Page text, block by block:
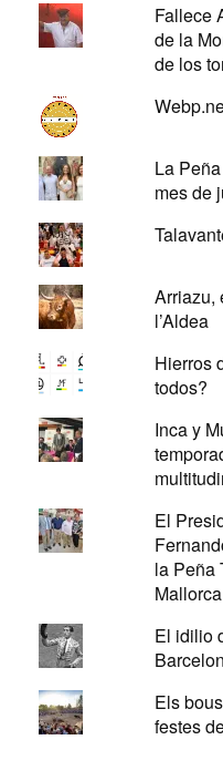
Fallece
de la
de los
La
mes de
Arriazu,
l’Aldea
Hierros
todos?
Inca y
El
la Peña
Mallorca
El idilio
Els
festes